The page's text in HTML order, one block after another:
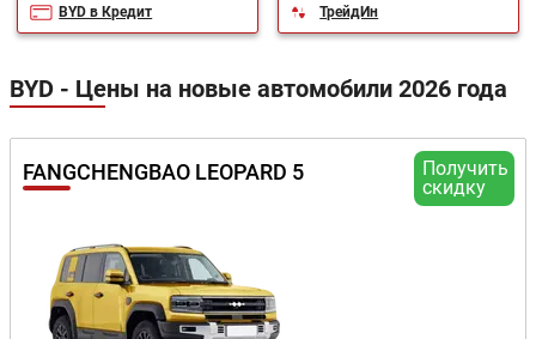
BYD в Кредит ТрейдИн
BYD - Цены на новые автомобили 2026 года
Получить
скидку
FANGCHENGBAO LEOPARD 5